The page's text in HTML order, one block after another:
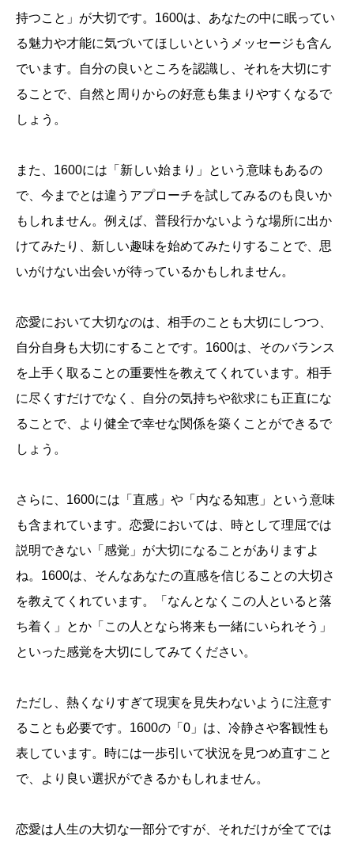
持つこと」が大切です。1600は、あなたの中に眠ってい
る魅力や才能に気づいてほしいというメッセージも含ん
でいます。自分の良いところを認識し、それを大切にす
ることで、自然と周りからの好意も集まりやすくなるで
しょう。
また、1600には「新しい始まり」という意味もあるの
で、今までとは違うアプローチを試してみるのも良いか
もしれません。例えば、普段行かないような場所に出か
けてみたり、新しい趣味を始めてみたりすることで、思
いがけない出会いが待っているかもしれません。
恋愛において大切なのは、相手のことも大切にしつつ、
自分自身も大切にすることです。1600は、そのバランス
を上手く取ることの重要性を教えてくれています。相手
に尽くすだけでなく、自分の気持ちや欲求にも正直にな
ることで、より健全で幸せな関係を築くことができるで
しょう。
さらに、1600には「直感」や「内なる知恵」という意味
も含まれています。恋愛においては、時として理屈では
説明できない「感覚」が大切になることがありますよ
ね。1600は、そんなあなたの直感を信じることの大切さ
を教えてくれています。「なんとなくこの人といると落
ち着く」とか「この人となら将来も一緒にいられそう」
といった感覚を大切にしてみてください。
ただし、熱くなりすぎて現実を見失わないように注意す
ることも必要です。1600の「0」は、冷静さや客観性も
表しています。時には一歩引いて状況を見つめ直すこと
で、より良い選択ができるかもしれません。
恋愛は人生の大切な一部分ですが、それだけが全てでは